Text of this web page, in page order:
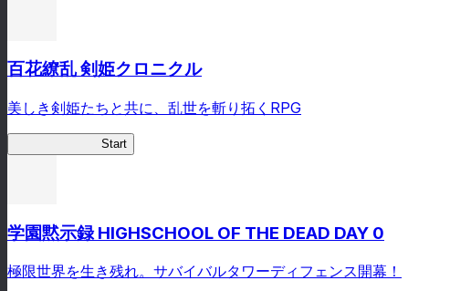
百花繚乱 剣姫クロニクル
美しき剣姫たちと共に、乱世を斬り拓くRPG
Start
学園黙示録 HIGHSCHOOL OF THE DEAD DAY 0
極限世界を生き残れ。サバイバルタワーディフェンス開幕！